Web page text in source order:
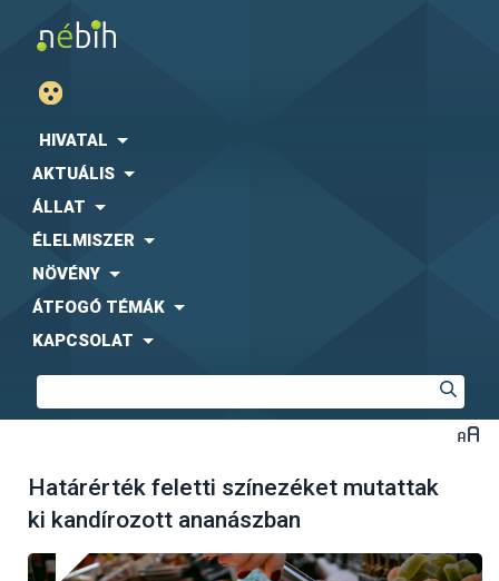
HIVATAL
AKTUÁLIS
ÁLLAT
ÉLELMISZER
NÖVÉNY
ÁTFOGÓ TÉMÁK
KAPCSOLAT
Határérték feletti színezéket mutattak
ki kandírozott ananászban